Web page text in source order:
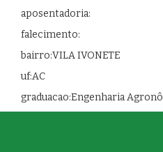
aposentadoria:
falecimento:
bairro:VILA IVONETE
uf:AC
graduacao:Engenharia